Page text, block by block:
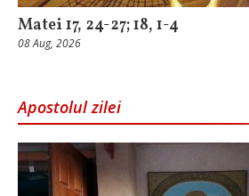
Matei 17, 24-27; 18, 1-4
08 Aug, 2026
Apostolul zilei